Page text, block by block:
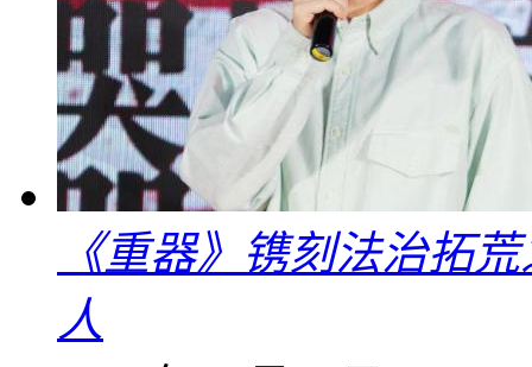
《重器》镌刻法治拓
人